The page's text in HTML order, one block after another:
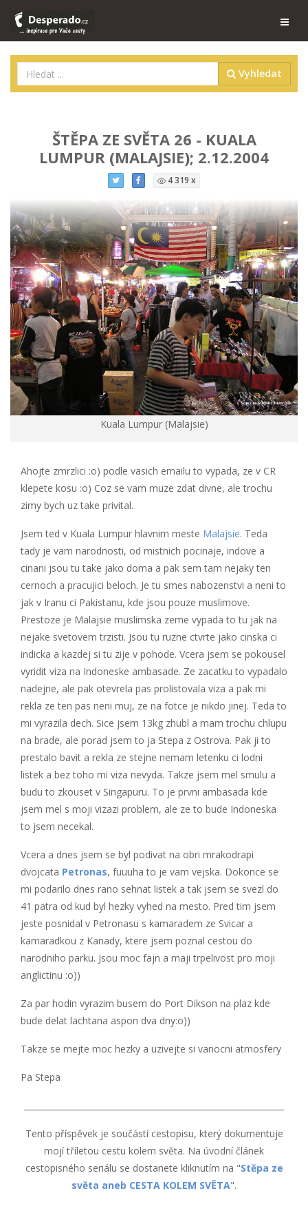
Vyhledat
ŠTĚPA ZE SVĚTA 26 - KUALA
LUMPUR (MALAJSIE); 2.12.2004
4 319 x
Kuala Lumpur (Malajsie)
Ahojte zmrzlici :o) podle vasich emailu to vypada, ze v CR
klepete kosu :o) Coz se vam muze zdat divne, ale trochu
zimy bych uz take privital.
Jsem ted v Kuala Lumpur hlavnim meste Malajsie. Teda
tady je vam narodnosti, od mistnich pocinaje, indove a
cinani jsou tu take jako doma a pak sem tam nejaky ten
cernoch a pracujici beloch. Je tu smes nabozenstvi a neni to
jak v Iranu ci Pakistanu, kde jsou pouze muslimove.
Prestoze je Malajsie muslimska zeme vypada to tu jak na
nejake svetovem trzisti. Jsou tu ruzne ctvrte jako cinska ci
indicka a kazdej si tu zije v pohode. Vcera jsem se pokousel
vyridit viza na Indoneske ambasade. Ze zacatku to vypadalo
nadejne, ale pak otevrela pas prolistovala viza a pak mi
rekla ze ten pas neni muj, ze na fotce je nikdo jinej. Teda to
mi vyrazila dech. Sice jsem 13kg zhubl a mam trochu chlupu
na brade, ale porad jsem to ja Stepa z Ostrova. Pak ji to
prestalo bavit a rekla ze stejne nemam letenku ci lodni
listek a bez toho mi viza nevyda. Takze jsem mel smulu a
budu to zkouset v Singapuru. To je prvni ambasada kde
jsem mel s moji vizazi problem, ale ze to bude Indoneska
to jsem necekal.
Vcera a dnes jsem se byl podivat na obri mrakodrapi
dvojcata Petronas, fuuuha to je vam vejska. Dokonce se
mi podarilo dnes rano sehnat listek a tak jsem se svezl do
41 patra od kud byl hezky vyhed na mesto. Pred tim jsem
jeste posnidal v Petronasu s kamaradem ze Svicar a
kamaradkou z Kanady, ktere jsem poznal cestou do
narodniho parku. Jsou moc fajn a maji trpelivost pro moji
anglictinu :o))
Za par hodin vyrazim busem do Port Dikson na plaz kde
bude delat lachtana aspon dva dny:o))
Takze se mejte moc hezky a uzivejte si vanocni atmosfery
Pa Stepa
Tento příspěvek je součástí cestopisu, který dokumentuje
mojí tříletou cestu kolem světa. Na úvodní článek
cestopisného seriálu se dostanete kliknutím na "Stěpa ze
světa aneb CESTA KOLEM SVĚTA".